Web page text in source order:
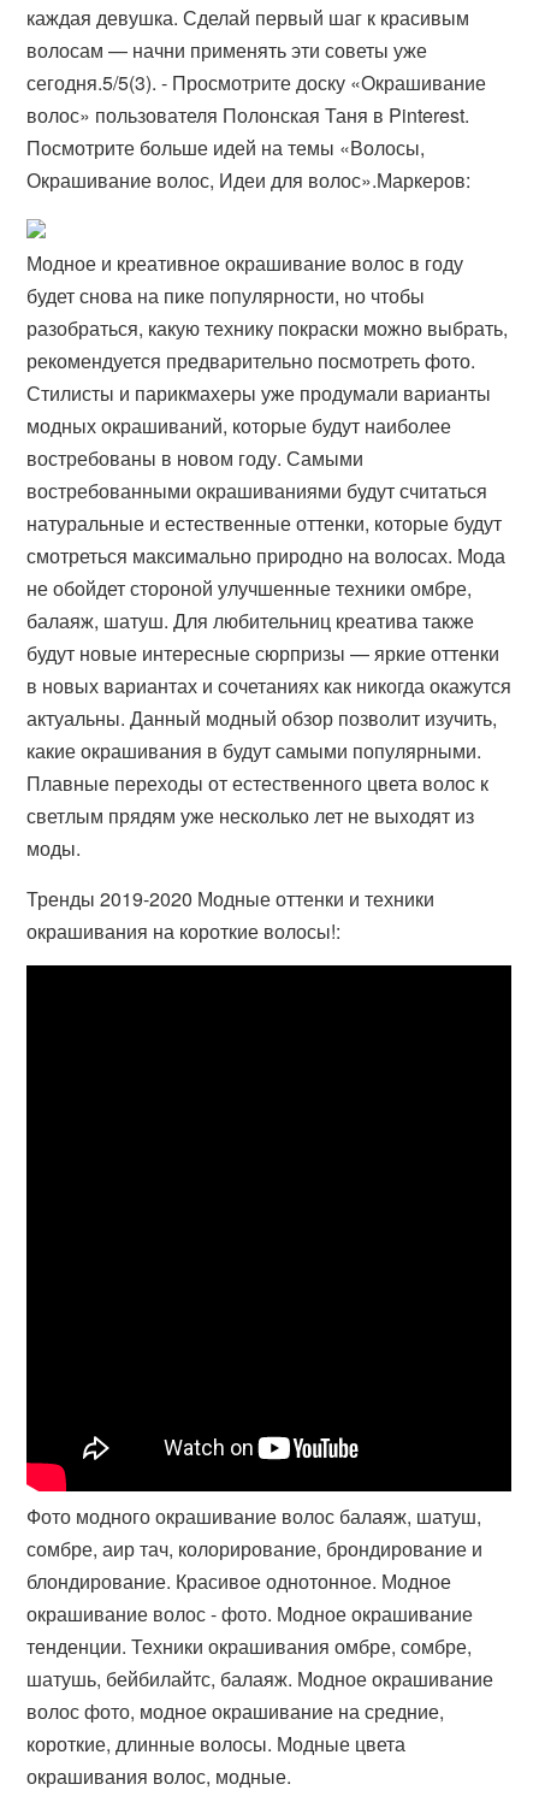
каждая девушка. Сделай первый шаг к красивым
волосам — начни применять эти советы уже
сегодня.5/5(3). - Просмотрите доску «Окрашивание
волос» пользователя Полонская Таня в Pinterest.
Посмотрите больше идей на темы «Волосы,
Окрашивание волос, Идеи для волос».Маркеров:
Модное и креативное окрашивание волос в году
будет снова на пике популярности, но чтобы
разобраться, какую технику покраски можно выбрать,
рекомендуется предварительно посмотреть фото.
Стилисты и парикмахеры уже продумали варианты
модных окрашиваний, которые будут наиболее
востребованы в новом году. Самыми
востребованными окрашиваниями будут считаться
натуральные и естественные оттенки, которые будут
смотреться максимально природно на волосах. Мода
не обойдет стороной улучшенные техники омбре,
балаяж, шатуш. Для любительниц креатива также
будут новые интересные сюрпризы — яркие оттенки
в новых вариантах и сочетаниях как никогда окажутся
актуальны. Данный модный обзор позволит изучить,
какие окрашивания в будут самыми популярными.
Плавные переходы от естественного цвета волос к
светлым прядям уже несколько лет не выходят из
моды.
Тренды 2019-2020 Модные оттенки и техники
окрашивания на короткие волосы!:
Фото модного окрашивание волос балаяж, шатуш,
сомбре, аир тач, колорирование, брондирование и
блондирование. Красивое однотонное. Модное
окрашивание волос - фото. Модное окрашивание
тенденции. Техники окрашивания омбре, сомбре,
шатушь, бейбилайтс, балаяж. Модное окрашивание
волос фото, модное окрашивание на средние,
короткие, длинные волосы. Модные цвета
окрашивания волос, модные.